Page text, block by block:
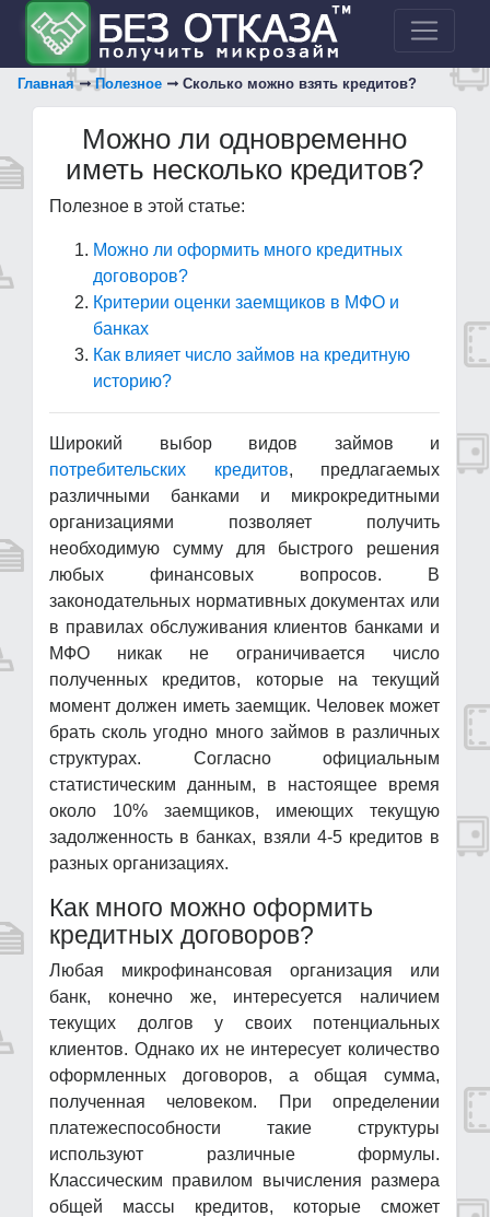
Главная Полезное Сколько можно взять кредитов?
Можно ли одновременно
иметь несколько кредитов?
Полезное в этой статье:
Можно ли оформить много кредитных
договоров?
Критерии оценки заемщиков в МФО и
банках
Как влияет число займов на кредитную
историю?
Широкий выбор видов займов и
потребительских кредитов, предлагаемых
различными банками и микрокредитными
организациями позволяет получить
необходимую сумму для быстрого решения
любых финансовых вопросов. В
законодательных нормативных документах или
в правилах обслуживания клиентов банками и
МФО никак не ограничивается число
полученных кредитов, которые на текущий
момент должен иметь заемщик. Человек может
брать сколь угодно много займов в различных
структурах. Согласно официальным
статистическим данным, в настоящее время
около 10% заемщиков, имеющих текущую
задолженность в банках, взяли 4-5 кредитов в
разных организациях.
Как много можно оформить
кредитных договоров?
Любая микрофинансовая организация или
банк, конечно же, интересуется наличием
текущих долгов у своих потенциальных
клиентов. Однако их не интересует количество
оформленных договоров, а общая сумма,
полученная человеком. При определении
платежеспособности такие структуры
используют различные формулы.
Классическим правилом вычисления размера
общей массы кредитов, которые сможет